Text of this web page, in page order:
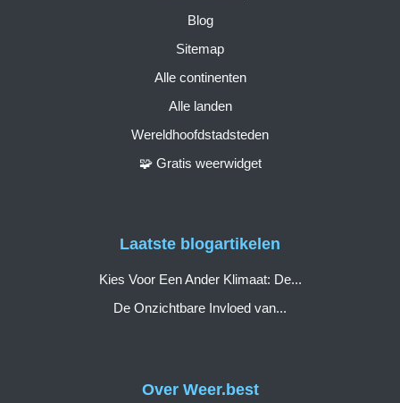
Over Weer.best
Blog
Sitemap
Alle continenten
Alle landen
Wereldhoofdstadsteden
🧩 Gratis weerwidget
Laatste blogartikelen
Kies Voor Een Ander Klimaat: De...
De Onzichtbare Invloed van...